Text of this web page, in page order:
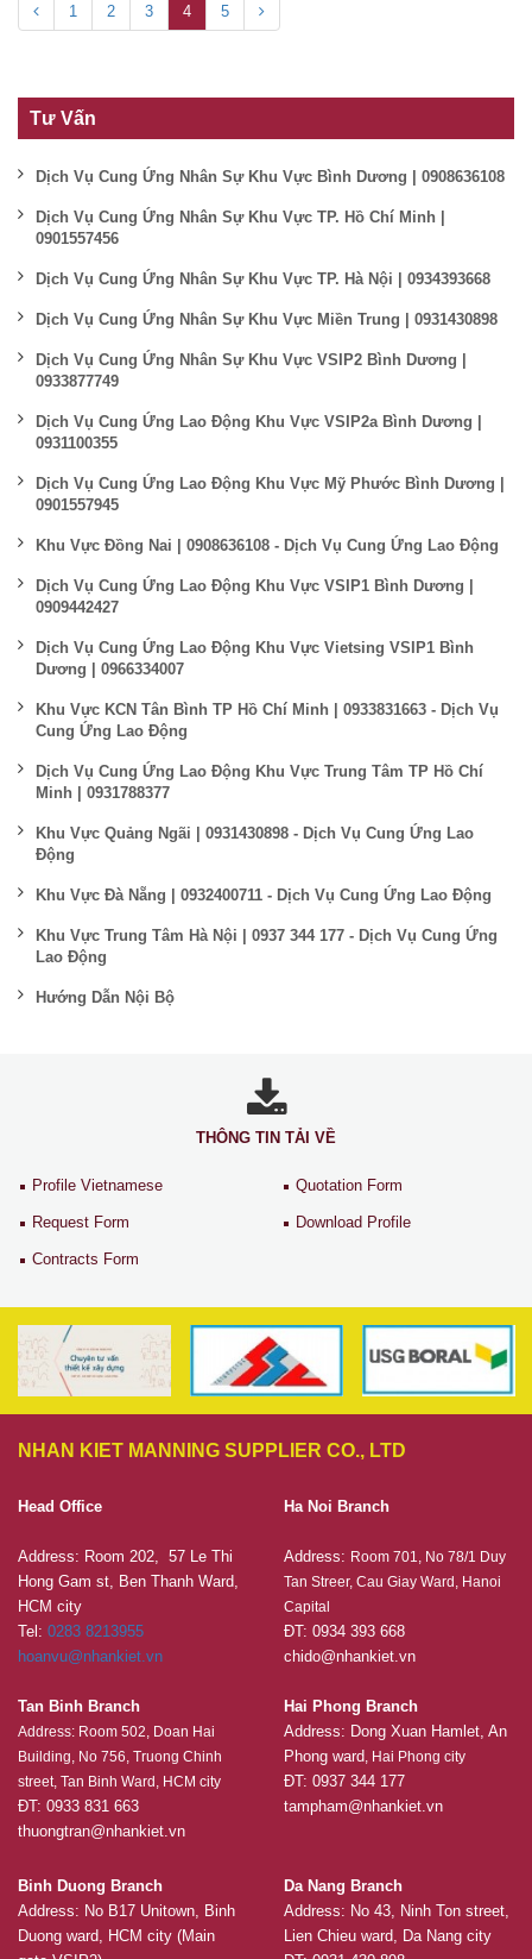
1 2 3 4 5
Tư Vấn
Dịch Vụ Cung Ứng Nhân Sự Khu Vực Bình Dương | 0908636108
Dịch Vụ Cung Ứng Nhân Sự Khu Vực TP. Hồ Chí Minh |
0901557456
Dịch Vụ Cung Ứng Nhân Sự Khu Vực TP. Hà Nội | 0934393668
Dịch Vụ Cung Ứng Nhân Sự Khu Vực Miền Trung | 0931430898
Dịch Vụ Cung Ứng Nhân Sự Khu Vực VSIP2 Bình Dương |
0933877749
Dịch Vụ Cung Ứng Lao Động Khu Vực VSIP2a Bình Dương |
0931100355
Dịch Vụ Cung Ứng Lao Động Khu Vực Mỹ Phước Bình Dương |
0901557945
Khu Vực Đồng Nai | 0908636108 - Dịch Vụ Cung Ứng Lao Động
Dịch Vụ Cung Ứng Lao Động Khu Vực VSIP1 Bình Dương |
0909442427
Dịch Vụ Cung Ứng Lao Động Khu Vực Vietsing VSIP1 Bình
Dương | 0966334007
Khu Vực KCN Tân Bình TP Hồ Chí Minh | 0933831663 - Dịch Vụ
Cung Ứng Lao Động
Dịch Vụ Cung Ứng Lao Động Khu Vực Trung Tâm TP Hồ Chí
Minh | 0931788377
Khu Vực Quảng Ngãi | 0931430898 - Dịch Vụ Cung Ứng Lao
Động
Khu Vực Đà Nẵng | 0932400711 - Dịch Vụ Cung Ứng Lao Động
Khu Vực Trung Tâm Hà Nội | 0937 344 177 - Dịch Vụ Cung Ứng
Lao Động
Hướng Dẫn Nội Bộ
THÔNG TIN TẢI VỀ
Profile Vietnamese Quotation Form
Request Form Download Profile
Contracts Form
NHAN KIET MANNING SUPPLIER CO., LTD
Head Office
Address: Room 202, 57 Le Thi
Hong Gam st, Ben Thanh Ward,
HCM city
Tel: 0283 8213955
hoanvu@nhankiet.vn
Tan Binh Branch
Address: Room 502, Doan Hai
Building, No 756, Truong Chinh
street, Tan Binh Ward, HCM city
ĐT: 0933 831 663
thuongtran@nhankiet.vn
Ha Noi Branch
Address: Room 701, No 78/1 Duy
Tan Streer, Cau Giay Ward, Hanoi
Capital
ĐT: 0934 393 668
chido@nhankiet.vn
Hai Phong Branch
Address: Dong Xuan Hamlet, An
Phong ward , Hai Phong city
ĐT: 0937 344 177
tampham@nhankiet.vn
Binh Duong Branch
Address: No B17 Unitown, Binh
Duong ward, HCM city (Main
Da Nang Branch
Address: No 43, Ninh Ton street,
Lien Chieu ward, Da Nang city